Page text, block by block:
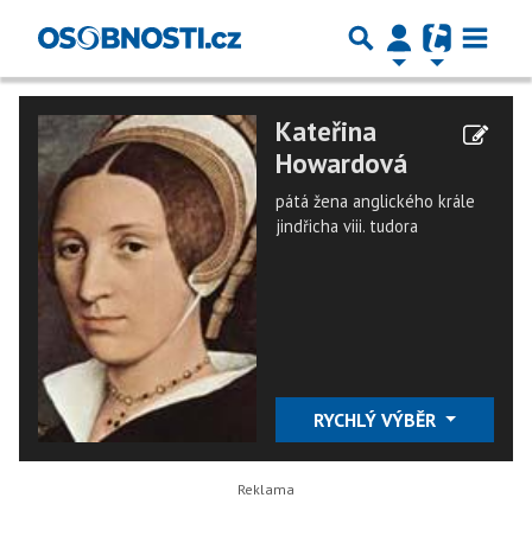
Kateřina
Howardová
pátá žena anglického krále
jindřicha viii. tudora
RYCHLÝ VÝBĚR